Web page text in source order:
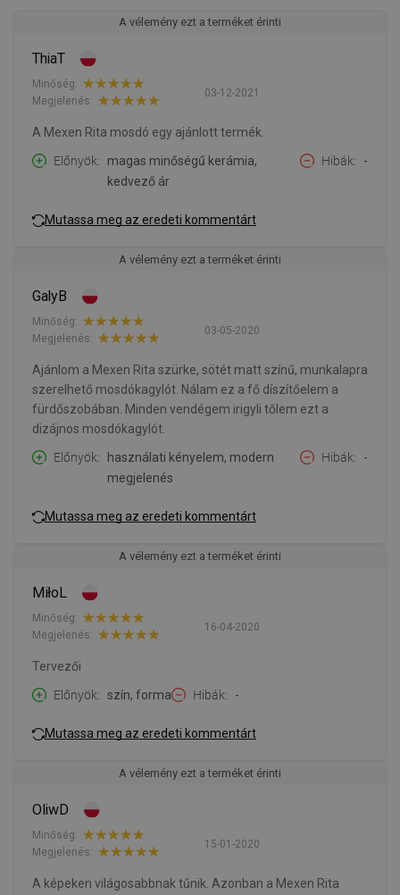
A vélemény ezt a terméket érinti
ThiaT
03-12-2021
Minőség:
Megjelenés:
A Mexen Rita mosdó egy ajánlott termék.
Előnyök
magas minőségű kerámia,
kedvező ár
Hibák -
Mutassa meg az eredeti kommentárt
A vélemény ezt a terméket érinti
GalyB
03-05-2020
Minőség:
Megjelenés:
Ajánlom a Mexen Rita szürke, sötét matt színű, munkalapra
szerelhető mosdókagylót. Nálam ez a fő díszítőelem a
fürdőszobában. Minden vendégem irigyli tőlem ezt a
dizájnos mosdókagylót.
Előnyök
használati kényelem, modern
megjelenés
Hibák -
Mutassa meg az eredeti kommentárt
A vélemény ezt a terméket érinti
MiłoL
16-04-2020
Minőség:
Megjelenés:
Tervezői
Előnyök
szín, forma Hibák -
Mutassa meg az eredeti kommentárt
A vélemény ezt a terméket érinti
OliwD
15-01-2020
Minőség:
Megjelenés:
A képeken világosabbnak tűnik. Azonban a Mexen Rita